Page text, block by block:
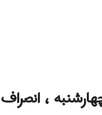
داد، علیرضا زاکانی ، نامزد انتخابات ریاست‌ جمهوری